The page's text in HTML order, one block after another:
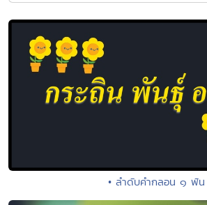
• ลำดับคำกลอน ๑ พัน